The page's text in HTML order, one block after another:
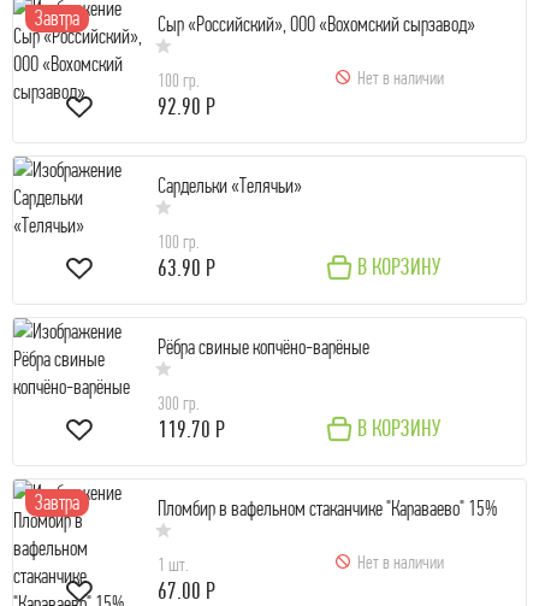
Завтра Сыр «Российский», ООО «Вохомский сырзавод»
100 гр.
92.90 Р
Нет в наличии
Сардельки «Телячьи»
100 гр.
63.90 Р В КОРЗИНУ
Рёбра свиные копчёно-варёные
300 гр.
119.70 Р В КОРЗИНУ
Завтра Пломбир в вафельном стаканчике "Караваево" 15%
1 шт.
67.00 Р
Нет в наличии